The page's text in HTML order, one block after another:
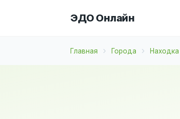
ЭДО Онлайн
Главная Города Находка